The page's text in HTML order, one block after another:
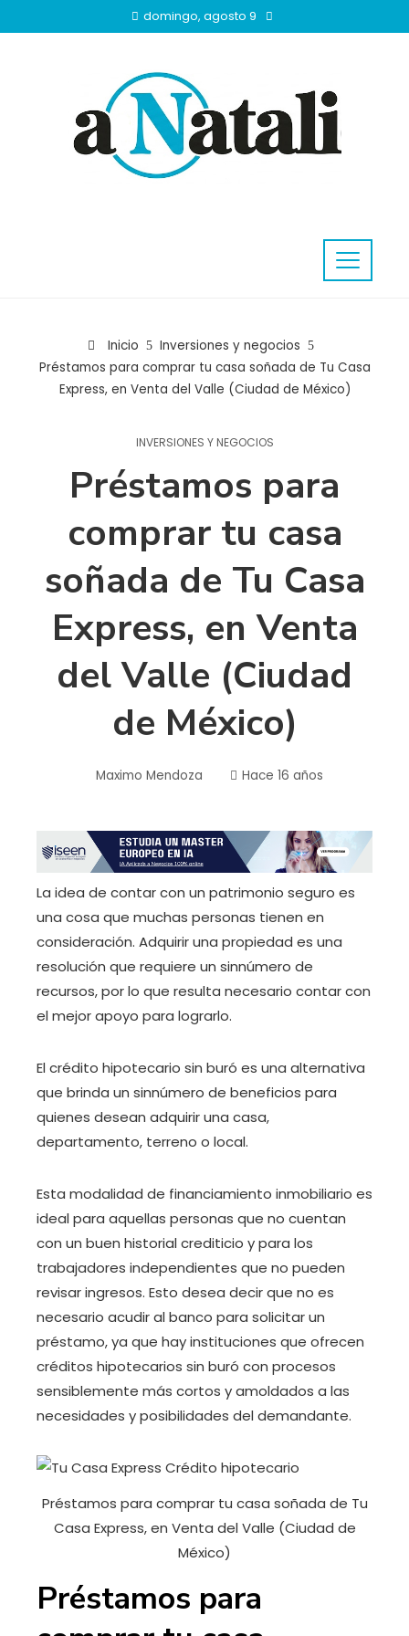
domingo, agosto 9
Inicio
Inversiones y negocios
Préstamos para comprar tu casa soñada de Tu Casa
Express, en Venta del Valle (Ciudad de México)
INVERSIONES Y NEGOCIOS
Préstamos para
comprar tu casa
soñada de Tu Casa
Express, en Venta
del Valle (Ciudad
de México)
Maximo Mendoza Hace 16 años
La idea de contar con un patrimonio seguro es
una cosa que muchas personas tienen en
consideración. Adquirir una propiedad es una
resolución que requiere un sinnúmero de
recursos, por lo que resulta necesario contar con
el mejor apoyo para lograrlo.
El crédito hipotecario sin buró es una alternativa
que brinda un sinnúmero de beneficios para
quienes desean adquirir una casa,
departamento, terreno o local.
Esta modalidad de financiamiento inmobiliario es
ideal para aquellas personas que no cuentan
con un buen historial crediticio y para los
trabajadores independientes que no pueden
revisar ingresos. Esto desea decir que no es
necesario acudir al banco para solicitar un
préstamo, ya que hay instituciones que ofrecen
créditos hipotecarios sin buró con procesos
sensiblemente más cortos y amoldados a las
necesidades y posibilidades del demandante.
Préstamos para comprar tu casa soñada de Tu
Casa Express, en Venta del Valle (Ciudad de
México)
Préstamos para